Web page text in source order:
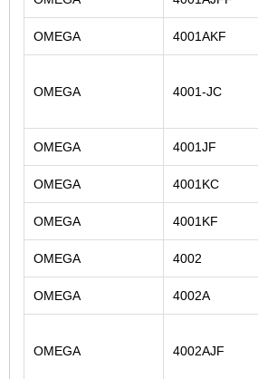
OMEGA 4001AKF
OMEGA 4001-JC
OMEGA 4001JF
OMEGA 4001KC
OMEGA 4001KF
OMEGA 4002
OMEGA 4002A
OMEGA 4002AJF